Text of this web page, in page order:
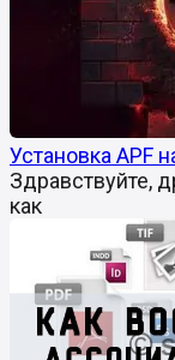
Установка APF
Здравствуйте,
как